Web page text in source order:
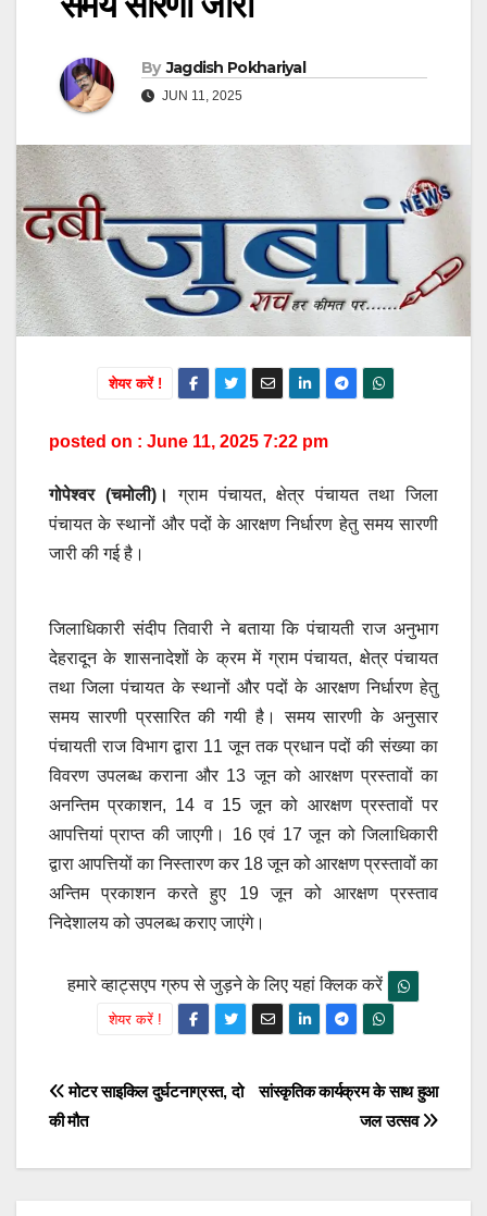
By Jagdish Pokhariyal
JUN 11, 2025
शेयर करें !
posted on : June 11, 2025 7:22 pm
गोपेश्वर (चमोली)।
ग्राम पंचायत, क्षेत्र पंचायत तथा जिला
पंचायत के स्थानों और पदों के आरक्षण निर्धारण हेतु समय सारणी
जारी की गई है।
जिलाधिकारी संदीप तिवारी ने बताया कि पंचायती राज अनुभाग
देहरादून के शासनादेशों के क्रम में ग्राम पंचायत, क्षेत्र पंचायत
तथा जिला पंचायत के स्थानों और पदों के आरक्षण निर्धारण हेतु
समय सारणी प्रसारित की गयी है। समय सारणी के अनुसार
पंचायती राज विभाग द्वारा 11 जून तक प्रधान पदों की संख्या का
विवरण उपलब्ध कराना और 13 जून को आरक्षण प्रस्तावों का
अनन्तिम प्रकाशन, 14 व 15 जून को आरक्षण प्रस्तावों पर
आपत्तियां प्राप्त की जाएगी। 16 एवं 17 जून को जिलाधिकारी
द्वारा आपत्तियों का निस्तारण कर 18 जून को आरक्षण प्रस्तावों का
अन्तिम प्रकाशन करते हुए 19 जून को आरक्षण प्रस्ताव
निदेशालय को उपलब्ध कराए जाएंगे।
हमारे व्हाट्सएप ग्रुप से जुड़ने के लिए यहां क्लिक करें
शेयर करें !
Post
सांस्कृतिक कार्यक्रम के साथ हुआ
जल उत्सव
मोटर साइकिल दुर्घटनाग्रस्त, दो
की मौत